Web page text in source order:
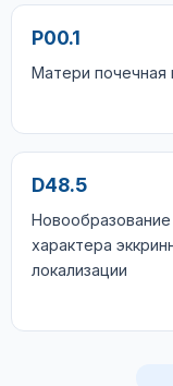
P00.1
Матери почечная
D48.5
характера
локализации